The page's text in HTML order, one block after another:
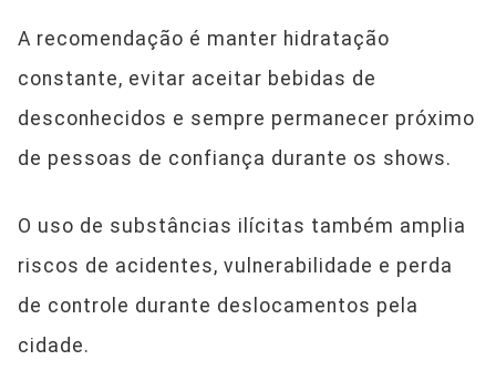
A recomendação é manter hidratação
constante, evitar aceitar bebidas de
desconhecidos e sempre permanecer próximo
de pessoas de confiança durante os shows.
O uso de substâncias ilícitas também amplia
riscos de acidentes, vulnerabilidade e perda
de controle durante deslocamentos pela
cidade.